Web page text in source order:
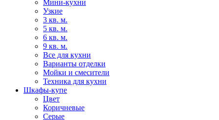
Мини-кухни
Узкие
3 кв. м.
5 кв. м.
6 кв. м.
9 кв. м.
Все для кухни
Варианты отделки
Мойки и смесители
Техника для кухни
Шкафы-купе
Цвет
Коричневые
Серые